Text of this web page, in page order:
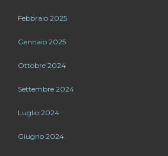
Febbraio 2025
Gennaio 2025
Ottobre 2024
Settembre 2024
Luglio 2024
Giugno 2024